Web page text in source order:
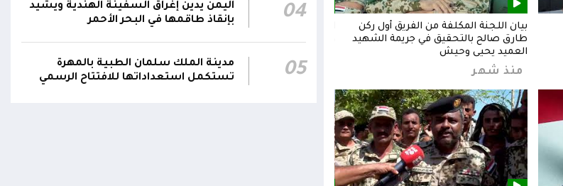
بيان اللجنة المكلفة من الفريق أول ركن
طارق صالح بالتحقيق في جريمة الشهيد
العميد يحيى وحيش
منذ شهر
المقاومة الوطنية تودع بتشييع رسمي
منذ شهر
تشييع مهيب لجثمان الشهيد
منذ شهر
04
اليمن يدين إغراق السفينة الهندية ويشيد
بإنقاذ طاقمها في البحر الأحمر
05
مدينة الملك سلمان الطبية بالمهرة
تستكمل استعداداتها للافتتاح الرسمي